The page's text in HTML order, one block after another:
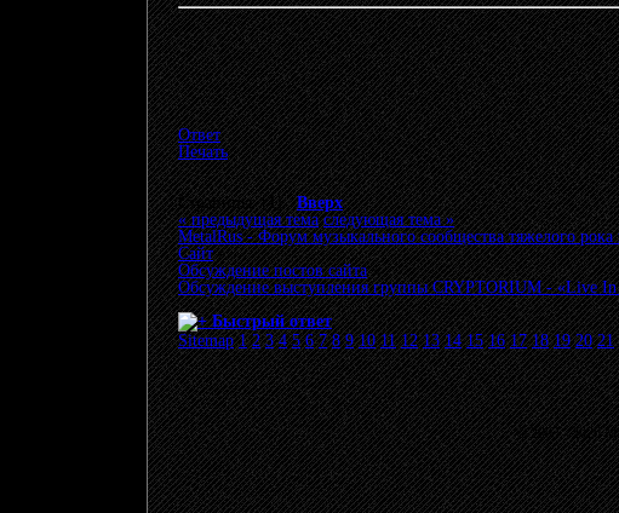
Ответ
Печать
Страницы: [1]Вверх
« предыдущая тема следующая тема »
MetalRus - Форум музыкального сообщества тяжелого рока
Сайт»
Обсуждение постов сайта»
Обсуждение выступления группы CRYPTORIUM - «Live In
Быстрый ответ
Sitemap 1 2 3 4 5 6 7 8 9 10 11 12 13 14 15 16 17 18 19 20 21
© 2003 - 2026